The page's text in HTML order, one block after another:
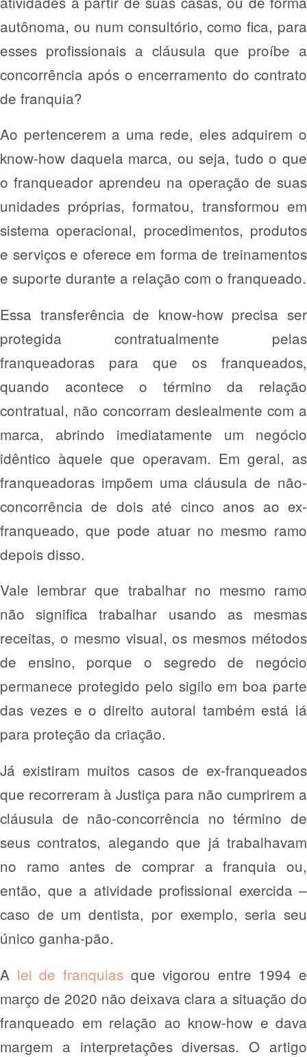
autônoma, ou num consultório, como fica, para
esses profissionais a cláusula que proíbe a
concorrência após o encerramento do contrato
de franquia?
Ao pertencerem a uma rede, eles adquirem o
know-how daquela marca, ou seja, tudo o que
o franqueador aprendeu na operação de suas
unidades próprias, formatou, transformou em
sistema operacional, procedimentos, produtos
e serviços e oferece em forma de treinamentos
e suporte durante a relação com o franqueado.
Essa transferência de know-how precisa ser
protegida contratualmente pelas
franqueadoras para que os franqueados,
quando acontece o término da relação
contratual, não concorram deslealmente com a
marca, abrindo imediatamente um negócio
idêntico àquele que operavam. Em geral, as
franqueadoras impõem uma cláusula de não-
concorrência de dois até cinco anos ao ex-
franqueado, que pode atuar no mesmo ramo
depois disso.
Vale lembrar que trabalhar no mesmo ramo
não significa trabalhar usando as mesmas
receitas, o mesmo visual, os mesmos métodos
de ensino, porque o segredo de negócio
permanece protegido pelo sigilo em boa parte
das vezes e o direito autoral também está lá
para proteção da criação.
Já existiram muitos casos de ex-franqueados
que recorreram à Justiça para não cumprirem a
cláusula de não-concorrência no término de
seus contratos, alegando que já trabalhavam
no ramo antes de comprar a franquia ou,
então, que a atividade profissional exercida –
caso de um dentista, por exemplo, seria seu
único ganha-pão.
A lei de franquiasque vigorou entre 1994 e
março de 2020 não deixava clara a situação do
franqueado em relação ao know-how e dava
margem a interpretações diversas. O artigo